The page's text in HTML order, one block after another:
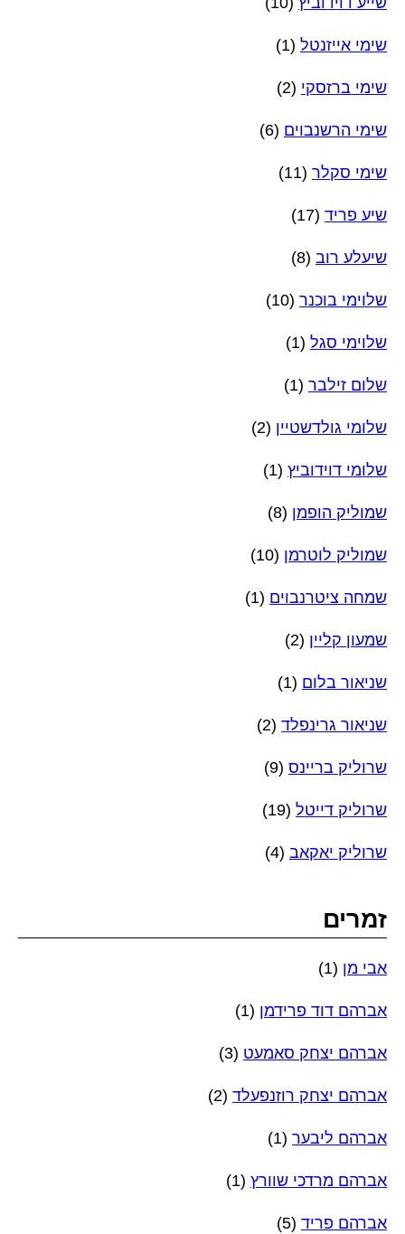
שימי אייזנטל (1)
שימי ברזסקי (2)
שימי הרשנבוים (6)
שימי סקלר (11)
שיע פריד (17)
שיעלע רוב (8)
שלוימי בוכנר (10)
שלוימי סגל (1)
שלום זילבר (1)
שלומי גולדשטיין (2)
שלומי דוידוביץ (1)
שמוליק הופמן (8)
שמוליק לוטרמן (10)
שמחה ציטרנבוים (1)
שמעון קליין (2)
שניאור בלום (1)
שניאור גרינפלד (2)
שרוליק בריינס (9)
שרוליק דייטל (19)
שרוליק יאקאב (4)
זמרים
אבי מן (1)
אברהם דוד פרידמן (1)
אברהם יצחק סאמעט (3)
אברהם יצחק רוזנפעלד (2)
אברהם ליבער (1)
אברהם מרדכי שוורץ (1)
אברהם פריד (5)